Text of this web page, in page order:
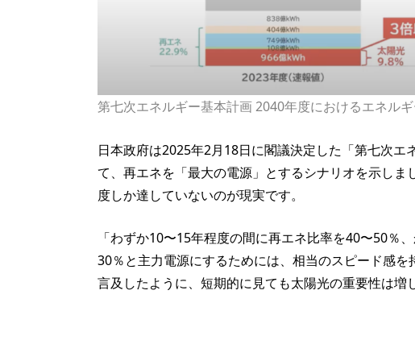
第七次エネルギー基本計画 2040年度におけるエネル
日本政府は2025年2月18日に閣議決定した「第七次
て、再エネを「最大の電源」とするシナリオを示し
度しか達していないのが現実です。
「わずか10〜15年程度の間に再エネ比率を40〜50％
30％と主力電源にするためには、相当のスピード感
言及したように、短期的に見ても太陽光の重要性は増